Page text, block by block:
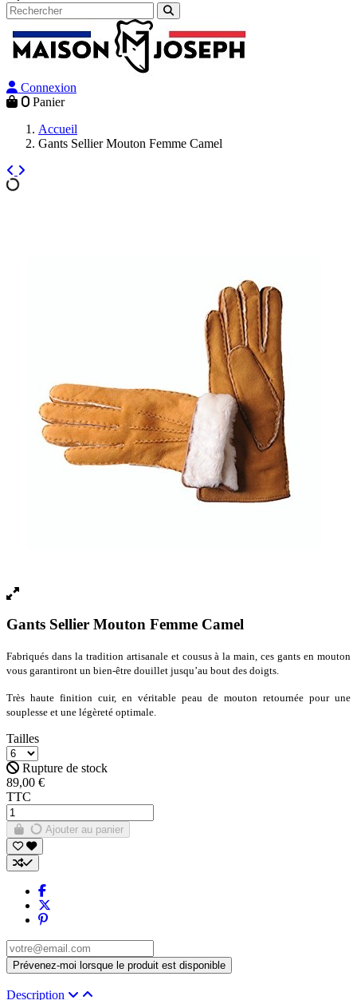
Connexion
0 Panier
Accueil
Gants Sellier Mouton Femme Camel
Gants Sellier Mouton Femme Camel
Fabriqués dans la tradition artisanale et cousus à la main, ces gants en mouton
vous garantiront un bien-être douillet jusqu’au bout des doigts.
Très haute finition cuir, en véritable peau de mouton retournée pour une
souplesse et une légèreté optimale.
Tailles
Rupture de stock
89,00 €
TTC
Ajouter au panier
Description